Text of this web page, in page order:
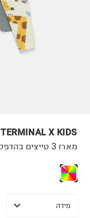
TERMINAL X KIDS
מארז 3 טייצים בהדפס / 6M-4Y
מידה